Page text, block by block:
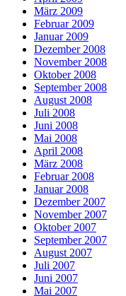
März 2009
Februar 2009
Januar 2009
Dezember 2008
November 2008
Oktober 2008
September 2008
August 2008
Juli 2008
Juni 2008
Mai 2008
April 2008
März 2008
Februar 2008
Januar 2008
Dezember 2007
November 2007
Oktober 2007
September 2007
August 2007
Juli 2007
Juni 2007
Mai 2007